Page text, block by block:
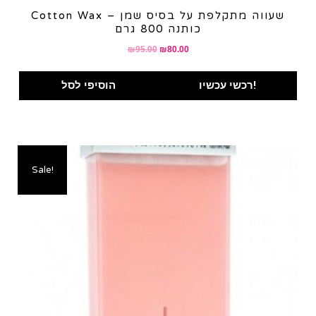
Cotton Wax – שעווה מתקלפת על בסיס שמן
כותנה 800 גרם
₪95.00 Original
₪80.00Current
הוסיפי לסל רכשי עכשיו!
Sale!